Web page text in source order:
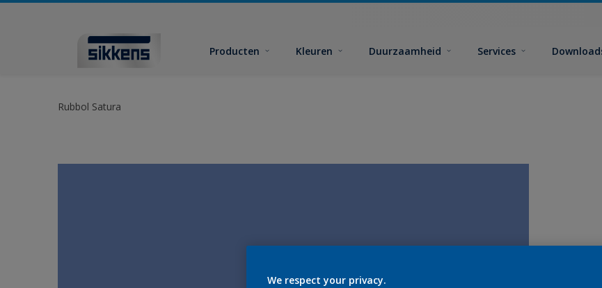
Producten Kleuren Duurzaamheid Services
Rubbol Satura
We respect your privacy.